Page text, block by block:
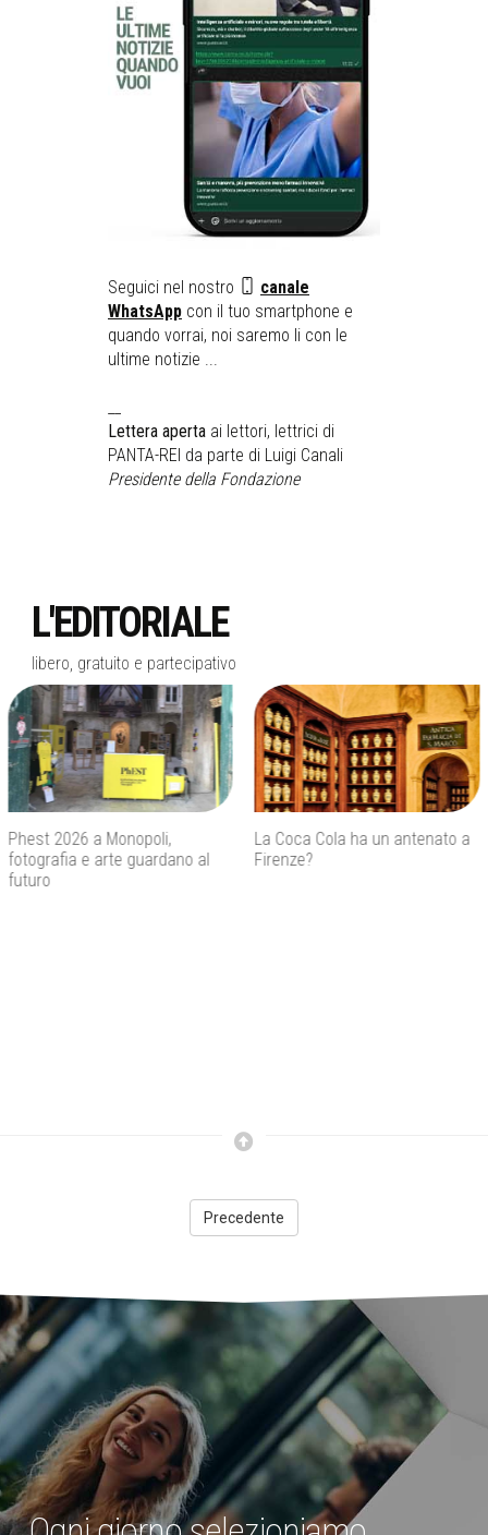
Seguici nel nostro
canale
WhatsApp con il tuo smartphone e
quando vorrai, noi saremo li con le
ultime notizie ...
Lettera aperta ai lettori, lettrici di
PANTA-REI da parte di Luigi Canali
Presidente della Fondazione
L'EDITORIALE
libero, gratuito e partecipativo
La Coca Cola ha un antenato a
Firenze?
Agenti IA e sicurezza, quando
l’autonomia diventa un rischio
Precedente